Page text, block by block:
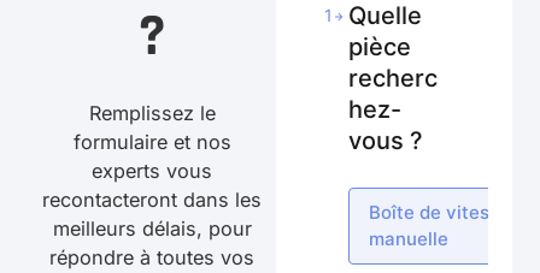
?
Remplissez le
formulaire et nos
experts vous
recontacteront dans les
meilleurs délais, pour
répondre à toutes vos
1
Quelle
pièce
recherc
hez-
vous ?
Boîte de vitesses
manuelle